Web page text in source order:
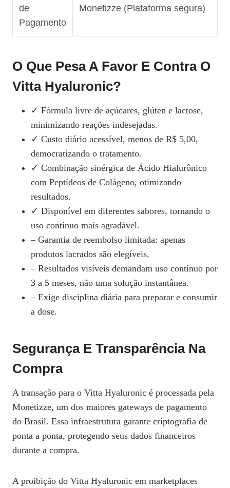
de
Pagamento
Monetizze (Plataforma segura)
O Que Pesa A Favor E Contra O
Vitta Hyaluronic?
✓ Fórmula livre de açúcares, glúten e lactose,
minimizando reações indesejadas.
✓ Custo diário acessível, menos de R$ 5,00,
democratizando o tratamento.
✓ Combinação sinérgica de Ácido Hialurônico
com Peptídeos de Colágeno, otimizando
resultados.
✓ Disponível em diferentes sabores, tornando o
uso contínuo mais agradável.
– Garantia de reembolso limitada: apenas
produtos lacrados são elegíveis.
– Resultados visíveis demandam uso contínuo por
3 a 5 meses, não uma solução instantânea.
– Exige disciplina diária para preparar e consumir
a dose.
Segurança E Transparência Na
Compra
A transação para o Vitta Hyaluronic é processada pela
Monetizze, um dos maiores gateways de pagamento
do Brasil. Essa infraestrutura garante criptografia de
ponta a ponta, protegendo seus dados financeiros
durante a compra.
A proibição do Vitta Hyaluronic em marketplaces